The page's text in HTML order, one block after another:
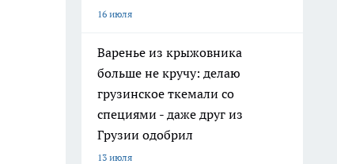
16 июля
Варенье из крыжовника
больше не кручу: делаю
грузинское ткемали со
специями - даже друг из
Грузии одобрил
13 июля